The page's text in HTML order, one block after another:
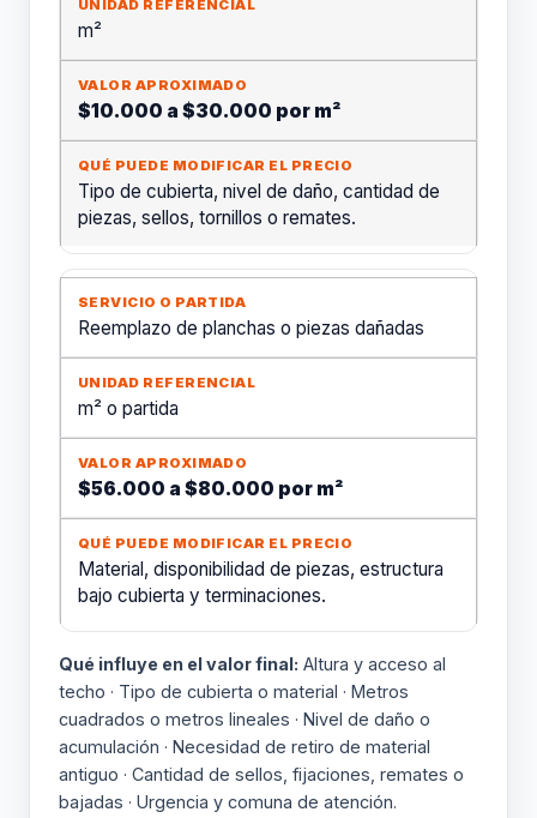
m²
$10.000 a $30.000 por m²
Tipo de cubierta, nivel de daño, cantidad de
piezas, sellos, tornillos o remates.
Reemplazo de planchas o piezas dañadas
m² o partida
$56.000 a $80.000 por m²
Material, disponibilidad de piezas, estructura
bajo cubierta y terminaciones.
Qué influye en el valor final: Altura y acceso al
techo · Tipo de cubierta o material · Metros
cuadrados o metros lineales · Nivel de daño o
acumulación · Necesidad de retiro de material
antiguo · Cantidad de sellos, fijaciones, remates o
bajadas · Urgencia y comuna de atención.